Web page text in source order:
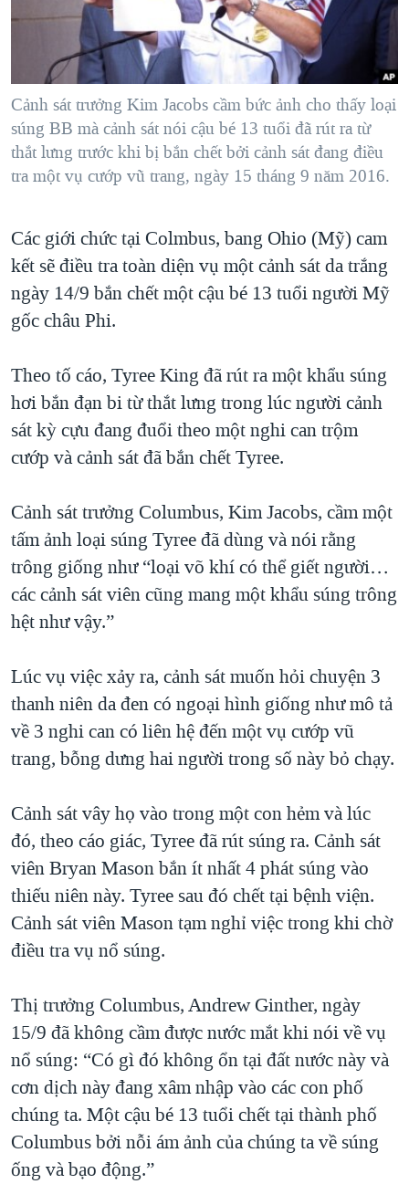
"Tìm"NGƯỜI VIỆT HẢI NGOẠI
ĐỜI SỐNG
KINH TẾ
SỨC KHOẺ
VĂN HOÁ
GIÁO DỤC
HÀNH TRÌNH BẦU CỬ 2024
MỘT NĂM CHIẾN TRANH TẠI DẢI GAZA
GIẢI MÃ VÀNH ĐAI & CON ĐƯỜNG
NGÀY TỊ NẠN THẾ GIỚI
TRỊNH VĨNH BÌNH - NGƯỜI HẠ 'BÊN THẮNG CUỘC'
CHI PHÍ CHIẾN TRANH AFGHANISTAN
CÁC GIÁ TRỊ CỘNG HÒA Ở VIỆT NAM
THƯỢNG ĐỈNH TRUMP-KIM TẠI VIỆT NAM
NGƯ DÂN VIỆT VÀ LÀN SÓNG TRỘM HẢI SÂM
BÊN KIA QUỐC LỘ: TIẾNG VỌNG TỪ NÔNG THÔN MỸ
QUAN HỆ VIỆT MỸ
VIDEO
MẠNG XÃ HỘI
Ngôn ngữ khác
Cảnh sát trưởng Kim Jacobs cầm bức ảnh cho thấy loại
súng BB mà cảnh sát nói cậu bé 13 tuổi đã rút ra từ
thắt lưng trước khi bị bắn chết bởi cảnh sát đang điều
tra một vụ cướp vũ trang, ngày 15 tháng 9 năm 2016.
Các giới chức tại Colmbus, bang Ohio (Mỹ) cam
kết sẽ điều tra toàn diện vụ một cảnh sát da trắng
ngày 14/9 bắn chết một cậu bé 13 tuổi người Mỹ
gốc châu Phi.
Theo tố cáo, Tyree King đã rút ra một khẩu súng
hơi bắn đạn bi từ thắt lưng trong lúc người cảnh
sát kỳ cựu đang đuổi theo một nghi can trộm
cướp và cảnh sát đã bắn chết Tyree.
Cảnh sát trưởng Columbus, Kim Jacobs, cầm một
tấm ảnh loại súng Tyree đã dùng và nói rằng
trông giống như “loại võ khí có thể giết người…
các cảnh sát viên cũng mang một khẩu súng trông
hệt như vậy.”
Lúc vụ việc xảy ra, cảnh sát muốn hỏi chuyện 3
thanh niên da đen có ngoại hình giống như mô tả
về 3 nghi can có liên hệ đến một vụ cướp vũ
trang, bỗng dưng hai người trong số này bỏ chạy.
Cảnh sát vây họ vào trong một con hẻm và lúc
đó, theo cáo giác, Tyree đã rút súng ra. Cảnh sát
viên Bryan Mason bắn ít nhất 4 phát súng vào
thiếu niên này. Tyree sau đó chết tại bệnh viện.
Cảnh sát viên Mason tạm nghỉ việc trong khi chờ
điều tra vụ nổ súng.
Thị trưởng Columbus, Andrew Ginther, ngày
15/9 đã không cầm được nước mắt khi nói về vụ
nổ súng: “Có gì đó không ổn tại đất nước này và
cơn dịch này đang xâm nhập vào các con phố
chúng ta. Một cậu bé 13 tuổi chết tại thành phố
Columbus bởi nỗi ám ảnh của chúng ta về súng
ống và bạo động.”